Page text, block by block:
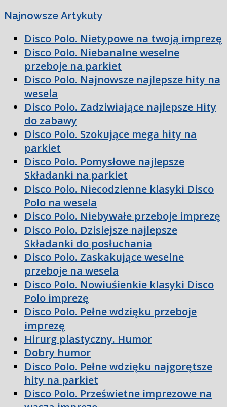
Najnowsze Artykuły
Disco Polo. Nietypowe na twoją imprezę
Disco Polo. Niebanalne weselne
przeboje na parkiet
Disco Polo. Najnowsze najlepsze hity na
wesela
Disco Polo. Zadziwiające najlepsze Hity
do zabawy
Disco Polo. Szokujące mega hity na
parkiet
Disco Polo. Pomysłowe najlepsze
Składanki na parkiet
Disco Polo. Niecodzienne klasyki Disco
Polo na wesela
Disco Polo. Niebywałe przeboje imprezę
Disco Polo. Dzisiejsze najlepsze
Składanki do posłuchania
Disco Polo. Zaskakujące weselne
przeboje na wesela
Disco Polo. Nowiuśienkie klasyki Disco
Polo imprezę
Disco Polo. Pełne wdzięku przeboje
imprezę
Hirurg plastyczny. Humor
Dobry humor
Disco Polo. Pełne wdzięku najgorętsze
hity na parkiet
Disco Polo. Prześwietne imprezowe na